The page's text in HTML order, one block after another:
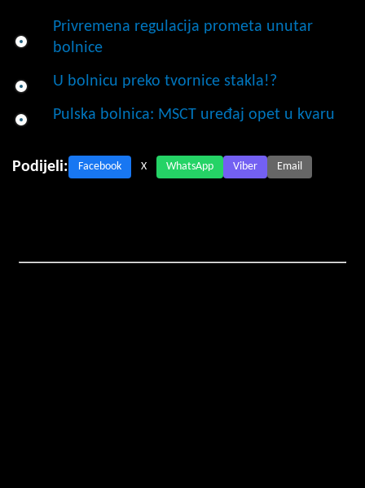
Privremena regulacija prometa unutar
bolnice
U bolnicu preko tvornice stakla!?
Pulska bolnica: MSCT uređaj opet u kvaru
Podijeli: Facebook X WhatsApp Viber Email